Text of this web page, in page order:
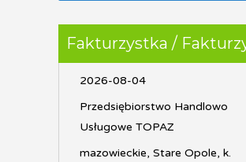
Fakturzystka /
2026-08-04
Przedsiębiorstwo Handlowo
Usługowe TOPAZ
mazowieckie, Stare Opole, k.